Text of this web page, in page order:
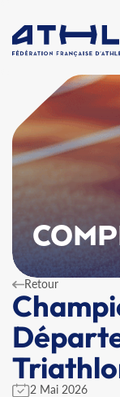
Retour
2 Mai 2026